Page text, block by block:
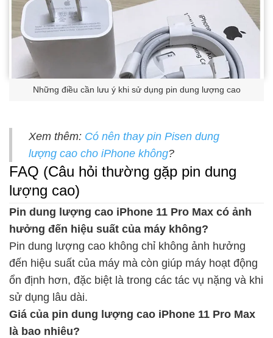
Những điều cần lưu ý khi sử dụng pin dung lượng cao
Xem thêm: Có nên thay pin Pisen dung
lượng cao cho iPhone không?
FAQ (Câu hỏi thường gặp pin dung
lượng cao)
Pin dung lượng cao iPhone 11 Pro Max có ảnh
hưởng đến hiệu suất của máy không?
Pin dung lượng cao không chỉ không ảnh hưởng
đến hiệu suất của máy mà còn giúp máy hoạt động
ổn định hơn, đặc biệt là trong các tác vụ nặng và khi
sử dụng lâu dài.
Giá của pin dung lượng cao iPhone 11 Pro Max
là bao nhiêu?